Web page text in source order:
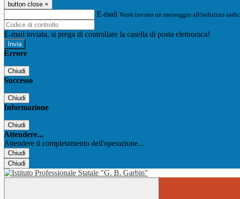
button close ×
E-mail Verrà inviato un messaggio all'indirizzo
E-mail inviata, si prega di controllare la casella di posta elettronica!
Errore
Chiudi
Successo
Chiudi
Informazione
Chiudi
Attendere...
Attendere il completamento dell'operazione...
Chiudi
Chiudi